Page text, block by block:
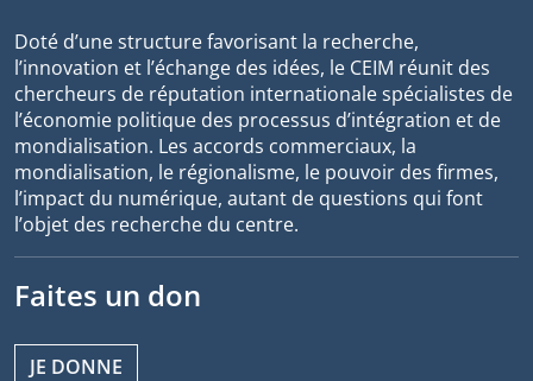
Doté d’une structure favorisant la recherche,
l’innovation et l’échange des idées, le CEIM réunit des
chercheurs de réputation internationale spécialistes de
l’économie politique des processus d’intégration et de
mondialisation. Les accords commerciaux, la
mondialisation, le régionalisme, le pouvoir des firmes,
l’impact du numérique, autant de questions qui font
l’objet des recherche du centre.
Faites un don
JE DONNE